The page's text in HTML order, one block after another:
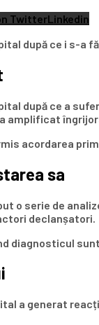
TwitterLinkedin
după ce i s-a
după ce a
amplificat
acordarea
sa
o serie de
declanșatori.
diagnosticul
a generat